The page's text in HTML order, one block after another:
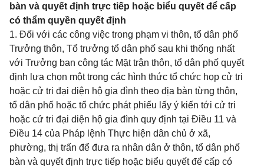
bàn và quyết định trực tiếp hoặc biểu quyết để cấp
có thẩm quyền quyết định
1. Đối với các công việc trong phạm vi thôn, tổ dân phố
Trưởng thôn, Tổ trưởng tổ dân phố sau khi thống nhất
với Trưởng ban công tác Mặt trận thôn, tổ dân phố quyết
định lựa chọn một trong các hình thức tổ chức họp cử tri
hoặc cử tri đại diện hộ gia đình theo địa bàn từng thôn,
tổ dân phố hoặc tổ chức phát phiếu lấy ý kiến tới cử tri
hoặc cử tri đại diện hộ gia đình quy định tại Điều 11 và
Điều 14 của Pháp lệnh Thực hiện dân chủ ở xã,
phường, thị trấn để đưa ra nhân dân ở thôn, tổ dân phố
bàn và quyết định trực tiếp hoặc biểu quyết để cấp có